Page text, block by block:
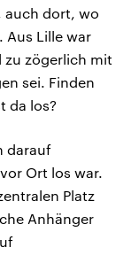
auch dort, wo
Aus Lille war
zu zögerlich mit
sei. Finden
da los?
darauf
Ort los war.
Platz
Anhänger